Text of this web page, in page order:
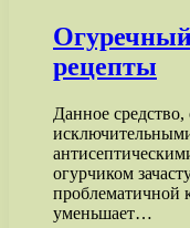
рецепты
Данное средство,
огурчиком
проблематичной
уменьшает…